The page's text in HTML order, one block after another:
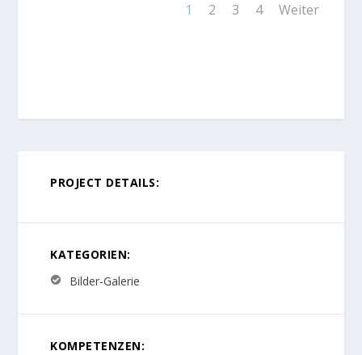
1 2 3 4 Weiter
PROJECT DETAILS:
KATEGORIEN:
Bilder-Galerie
KOMPETENZEN: